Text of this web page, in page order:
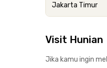
Jakarta Timur
Visit Hunian
Jika kamu ingin